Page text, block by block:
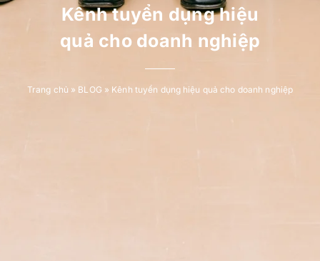
Kênh tuyển dụng hiệu
quả cho doanh nghiệp
Trang chủ » BLOG » Kênh tuyển dụng hiệu quả cho doanh nghiệp